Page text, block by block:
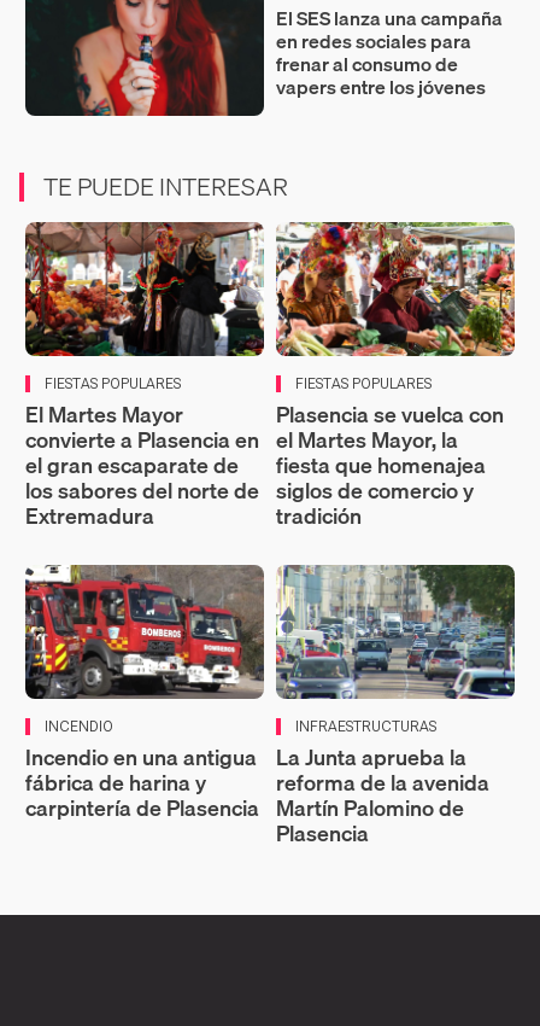
El SES lanza una campaña
en redes sociales para
frenar al consumo de
vapers entre los jóvenes
TE PUEDE INTERESAR
FIESTAS POPULARES
El Martes Mayor
convierte a Plasencia en
el gran escaparate de
los sabores del norte de
Extremadura
FIESTAS POPULARES
Plasencia se vuelca con
el Martes Mayor, la
fiesta que homenajea
siglos de comercio y
tradición
INCENDIO
Incendio en una antigua
fábrica de harina y
carpintería de Plasencia
INFRAESTRUCTURAS
La Junta aprueba la
reforma de la avenida
Martín Palomino de
Plasencia